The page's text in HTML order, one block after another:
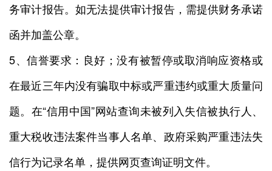
务审计报告。如无法提供审计报告，需提供财务承诺
函并加盖公章。
5、信誉要求：良好；没有被暂停或取消响应资格或
在最近三年内没有骗取中标或严重违约或重大质量问
题。在“信用中国”网站查询未被列入失信被执行人、
重大税收违法案件当事人名单、政府采购严重违法失
信行为记录名单，提供网页查询证明文件。